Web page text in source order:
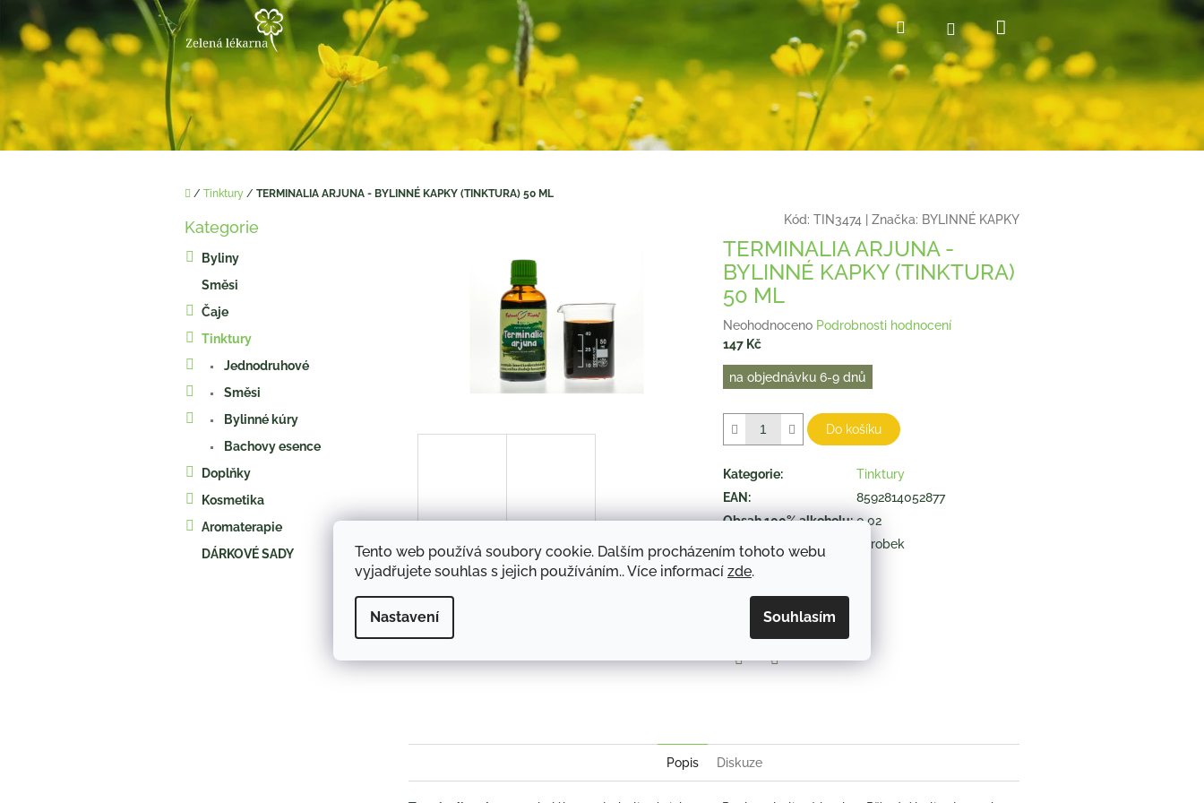
Tento web používá soubory cookie. Dalším procházením tohoto webu
vyjadřujete souhlas s jejich používáním.. Více informací zde.
Nastavení Souhlasím
obsah
HledatPřihlášení
košík
Domů
/ Tinktury / TERMINALIA ARJUNA - BYLINNÉ KAPKY (TINKTURA) 50 ML
Přeskočit
Kategorie
Byliny
Směsi
Čaje
Tinktury
Jednodruhové
Směsi
Bylinné kúry
Bachovy esence
Doplňky
Kosmetika
Aromaterapie
DÁRKOVÉ SADY
Kód: TIN3474 Značka: BYLINNÉ KAPKY
TERMINALIA ARJUNA -
BYLINNÉ KAPKY (TINKTURA)
50 ML
Průměrné
hodnocení
je
z
hvězdiček.
Neohodnoceno Podrobnosti hodnocení
147 Kč
Měrná
cena:
na objednávku 6-9 dnů
Do košíku
Kategorie:
Tinktury
EAN:
8592814052877
Obsah 100% alkoholu: 0,02
druh položky
výrobek
TISK ZEPTAT SE
Popis Diskuze